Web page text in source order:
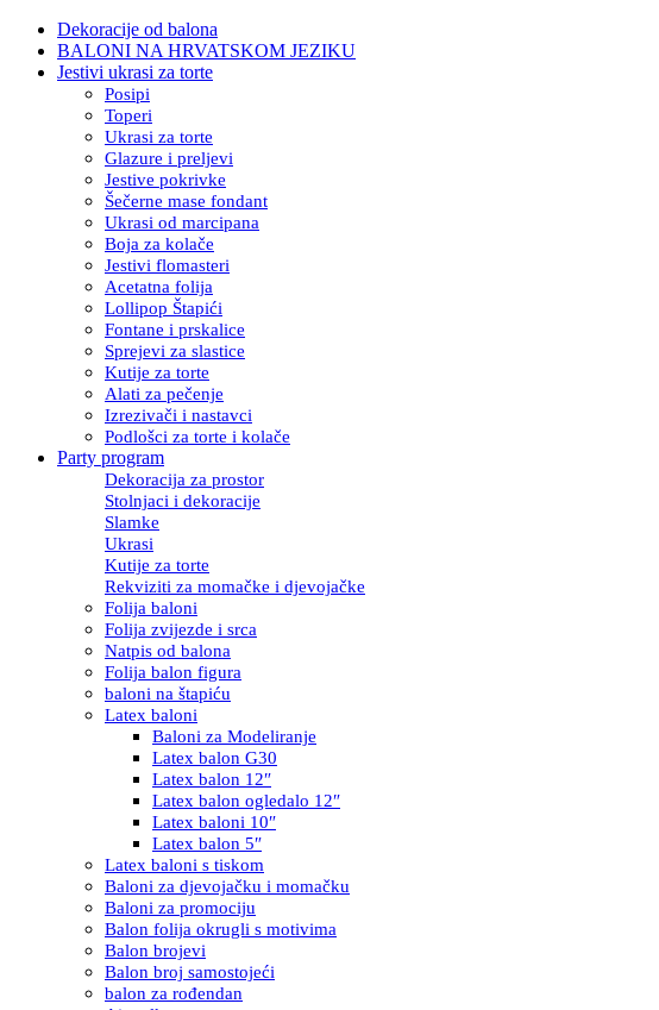
Dekoracije od balona
BALONI NA HRVATSKOM JEZIKU
Jestivi ukrasi za torte
Posipi
Toperi
Ukrasi za torte
Glazure i preljevi
Jestive pokrivke
Šečerne mase fondant
Ukrasi od marcipana
Boja za kolače
Jestivi flomasteri
Acetatna folija
Lollipop Štapići
Fontane i prskalice
Sprejevi za slastice
Kutije za torte
Alati za pečenje
Izrezivači i nastavci
Podlošci za torte i kolače
Party program
Dekoracija za prostor
Stolnjaci i dekoracije
Slamke
Ukrasi
Kutije za torte
Rekviziti za momačke i djevojačke
Folija baloni
Folija zvijezde i srca
Natpis od balona
Folija balon figura
baloni na štapiću
Latex baloni
Baloni za Modeliranje
Latex balon G30
Latex balon 12″
Latex balon ogledalo 12″
Latex baloni 10″
Latex balon 5″
Latex baloni s tiskom
Baloni za djevojačku i momačku
Baloni za promociju
Balon folija okrugli s motivima
Balon brojevi
Balon broj samostojeći
balon za rođendan